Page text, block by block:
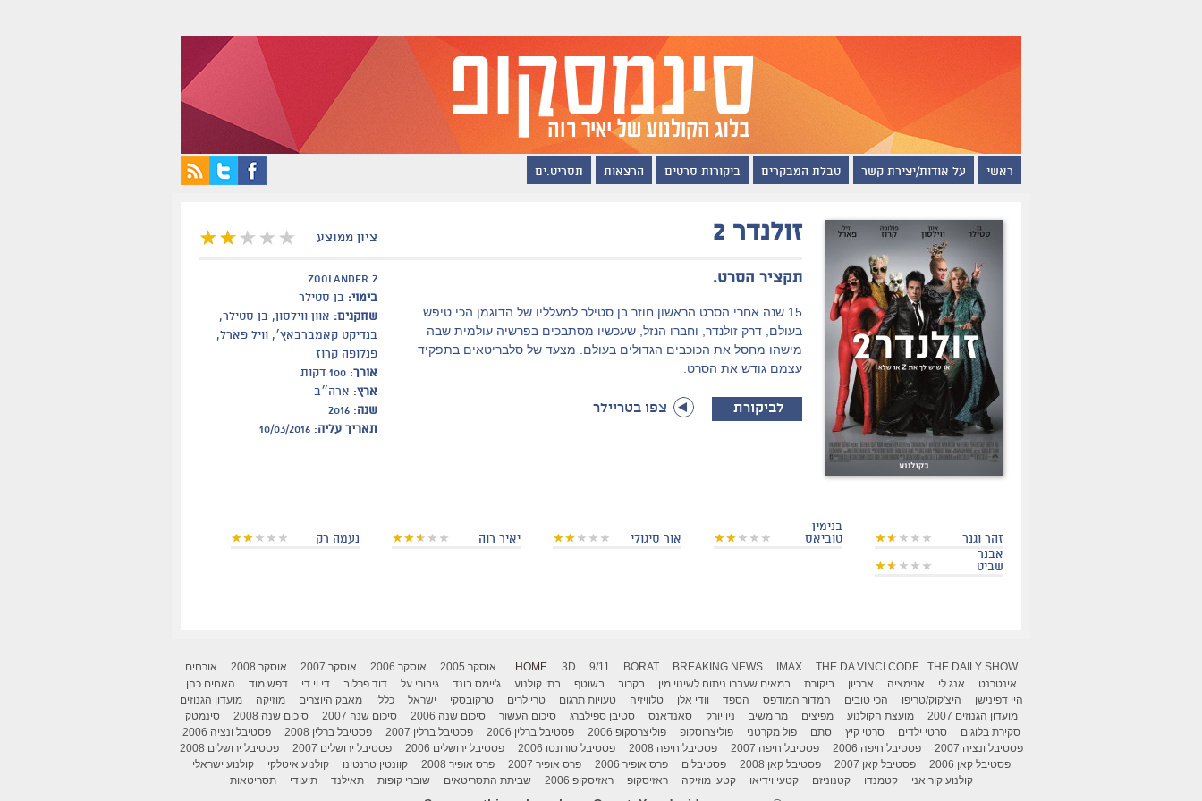
ראשי על אודות/יצירת קשר טבלת המבקרים ביקורות סרטים הרצאות תסריט.ים
ציון ממוצע זולנדר 2
zoolander 2
בימוי: בן סטילר
שחקנים: אוון ווילסון, בן סטילר,
בנדיקט קאמברבאץ׳, וויל פארל,
פנלופה קרוז
אורך: 100 דקות
ארץ: ארה״ב
שנה: 2016
תאריך עליה: 10/03/2016
תקציר הסרט.
15 שנה אחרי הסרט הראשון חוזר בן סטילר למעלליו של הדוגמן הכי טיפש
בעולם, דרק זולנדר, וחברו הנזל, שעכשיו מסתבכים בפרשיה עולמית שבה
מישהו מחסל את הכוכבים הגדולים בעולם. מצעד של סלבריטאים בתפקיד
עצמם גודש את הסרט.
לביקורת צפו בטריילר
זהר וגנר
בנימין
טוביאס
אור סיגולי יאיר רוה
נעמה רק
אבנר
שביט
HOME 3D 9/11 BORAT BREAKING NEWS IMAX THE DA VINCI CODE THE DAILY SHOW אוסקר 2005 אוסקר 2006 אוסקר 2007 אוסקר 2008
אורחים
אינטרנט
אנג לי אנימציה ארכיון ביקורת במאים שעברו ניתוח לשינוי מין בקרוב בשוטף בתי קולנוע ג'יימס בונד גיבורי על דוד פרלוב די.וי.די דפש מוד
האחים כהן
היי דפינישן
היצ'קוק/טריפו הכי טובים המדור המודפס הספד וודי אלן טלוויזיה טעויות תרגום טריילרים טרקובסקי ישראל כללי מאבק היוצרים מוזיקה
מועדון הגנוזים
מועדון הגנוזים 2007
מועצת הקולנוע מפיצים מר משיב ניו יורק סאנדאנס סטיבן ספילברג סיכום העשור סיכום שנה 2006 סיכום שנה 2007 סיכום שנה 2008
סינמטק
סקירת בלוגים
סרטי ילדים סרטי קיץ סתם פול מקרטני פוליצרוסקופ פוליצרסקופ 2006 פסטיבל ברלין 2006 פסטיבל ברלין 2007 פסטיבל ברלין 2008
פסטיבל ונציה 2006
פסטיבל ונציה 2007
פסטיבל חיפה 2006 פסטיבל חיפה 2007 פסטיבל חיפה 2008 פסטיבל טורונטו 2006 פסטיבל ירושלים 2006 פסטיבל ירושלים 2007
פסטיבל ירושלים 2008
פסטיבל קאן 2006
פסטיבל קאן 2007 פסטיבל קאן 2008 פסטיבלים פרס אופיר 2006 פרס אופיר 2007 פרס אופיר 2008 קוונטין טרנטינו קולנוע איטלקי
קולנוע ישראלי
קולנוע קוריאני
קטמנדו קטנוניזם קטעי וידיאו קטעי מוזיקה ראזיסקופ ראזיסקופ 2006 שביתת התסריטאים שוברי קופות תאילנד תיעודי תסריטאות